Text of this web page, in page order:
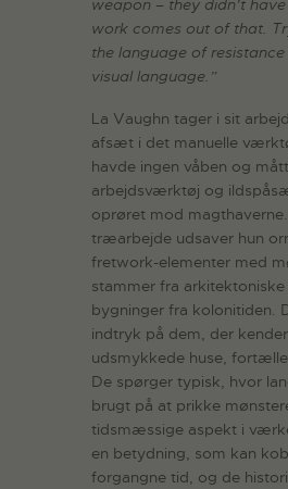
weapon – they didn’t
work comes out of that.
the language of
visual language.”
La Vaughn tager i sit
afsæt i det manuelle
havde ingen våben og
arbejdsværktøj og
oprøret mod
træarbejde udsaver hun
fretwork-elementer med
stammer fra
bygninger fra kolonitiden.
indtryk på dem, der
udsmykkede huse,
De spørger typisk, hvor
brugt på at prikke
tidsmæssige aspekt i
en betydning, som kan
forgangne tid, og de